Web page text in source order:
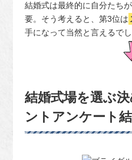
結婚式は最終的に自分たち
要。そう考えると、第3位は
手になって当然と言えるでし
結婚式場を選ぶ
ントアンケート